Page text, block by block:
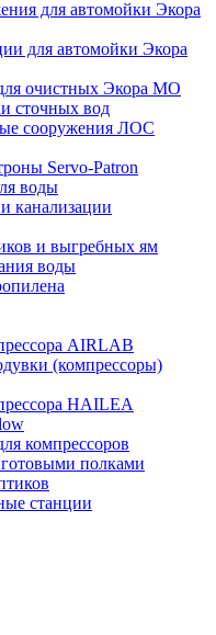
для автомойки Экора
для автомойки Экора
очистных Экора МО
сточных вод
сооружения ЛОС
Servo-Patron
воды
канализации
и выгребных ям
воды
AIRLAB
(компрессоры)
HAILEA
компрессоров
полками
станции